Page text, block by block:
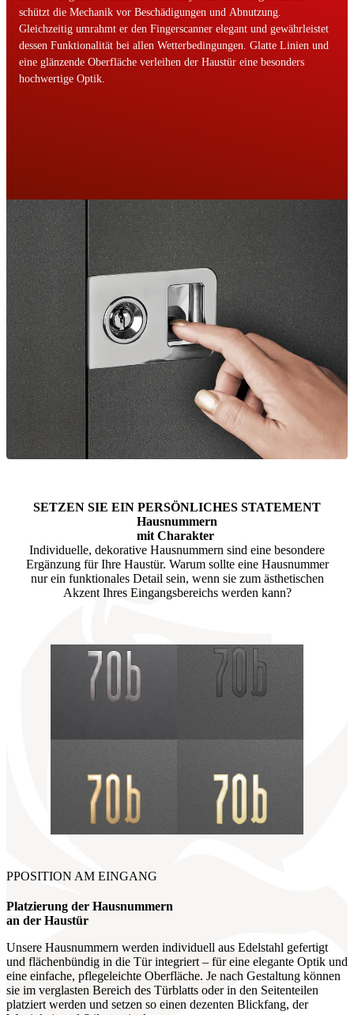
schützt die Mechanik vor Beschädigungen und Abnutzung.
Gleichzeitig umrahmt er den Fingerscanner elegant und gewährleistet
dessen Funktionalität bei allen Wetterbedingungen. Glatte Linien und
eine glänzende Oberfläche verleihen der Haustür eine besonders
hochwertige Optik.
SETZEN SIE EIN PERSÖNLICHES STATEMENT
Hausnummern
mit Charakter
Individuelle, dekorative Hausnummern sind eine besondere
Ergänzung für Ihre Haustür. Warum sollte eine Hausnummer
nur ein funktionales Detail sein, wenn sie zum ästhetischen
Akzent Ihres Eingangsbereichs werden kann?
PPOSITION AM EINGANG
Platzierung der Hausnummern
an der Haustür
Unsere Hausnummern werden individuell aus Edelstahl gefertigt
und flächenbündig in die Tür integriert – für eine elegante Optik und
eine einfache, pflegeleichte Oberfläche. Je nach Gestaltung können
sie im verglasten Bereich des Türblatts oder in den Seitenteilen
platziert werden und setzen so einen dezenten Blickfang, der